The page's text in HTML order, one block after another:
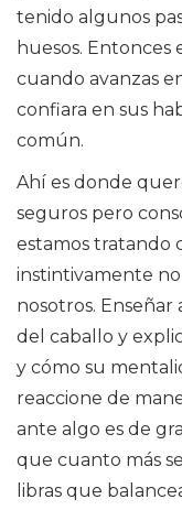
tenido algunos
huesos. Entonces
cuando avanzas
confiara en sus
común.
Ahí es donde
seguros pero
estamos tratando
instintivamente
nosotros. Enseñar
del caballo y
y cómo su
reaccione de
ante algo es de
que cuanto más
libras que